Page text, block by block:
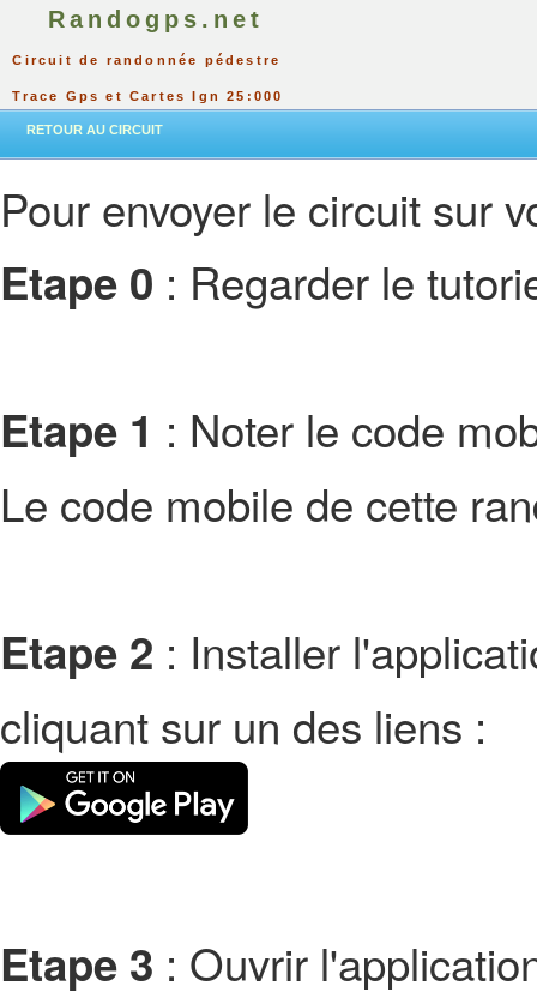
Randogps.net
Circuit de randonnée pédestre
Trace Gps et Cartes Ign 25:000
RETOUR AU CIRCUIT
Pour envoyer le circuit sur
Etape 0 : Regarder le
Etape 1 : Noter le code
Le code mobile de cette
Etape 2 : Installer
cliquant sur un des liens :
Etape 3 : Ouvrir